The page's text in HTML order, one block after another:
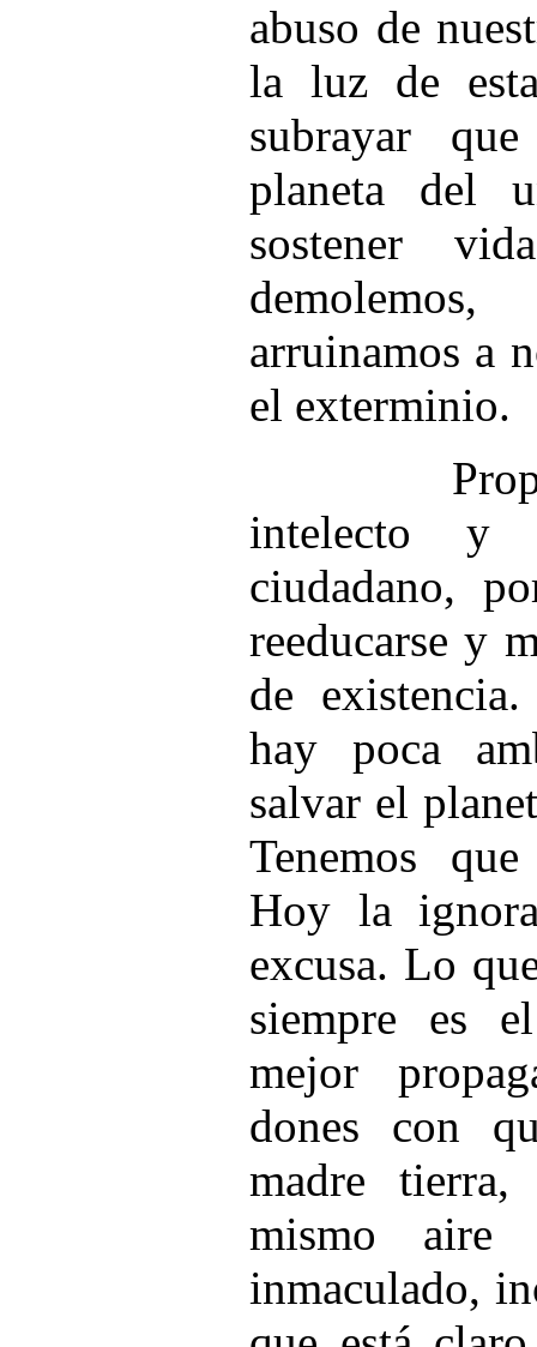
abuso de
la luz de
subrayar
planeta del
sostener
arruinamos a
el exterminio.
intelecto y
ciudadano,
reeducarse y
de
hay poca
salvar el
Tenemos
Hoy la
excusa. Lo
siempre es
mejor
dones con
madre
mismo aire
inmaculado,